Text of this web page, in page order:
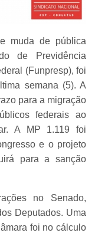
muda de pública
de Previdência
(Funpresp), foi
semana (5). A
para a migração
federais ao
A MP 1.119 foi
e o projeto
para a sanção
no Senado,
Deputados. Uma
foi no cálculo